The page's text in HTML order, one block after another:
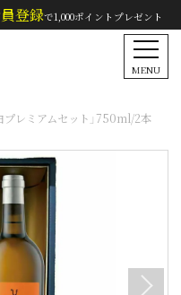
登録で1,000ポイントプレゼント
MENU
プレミアムセット」750ml/2本